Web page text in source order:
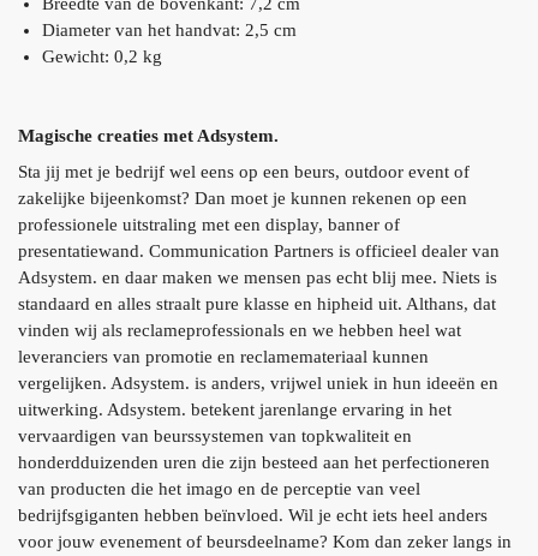
Breedte van de bovenkant: 7,2 cm
Diameter van het handvat: 2,5 cm
Gewicht: 0,2 kg
Magische creaties met Adsystem.
Sta jij met je bedrijf wel eens op een beurs, outdoor event of
zakelijke bijeenkomst? Dan moet je kunnen rekenen op een
professionele uitstraling met een display, banner of
presentatiewand. Communication Partners is officieel dealer van
Adsystem. en daar maken we mensen pas echt blij mee. Niets is
standaard en alles straalt pure klasse en hipheid uit. Althans, dat
vinden wij als reclameprofessionals en we hebben heel wat
leveranciers van promotie en reclamemateriaal kunnen
vergelijken. Adsystem. is anders, vrijwel uniek in hun ideeën en
uitwerking. Adsystem. betekent jarenlange ervaring in het
vervaardigen van beurssystemen van topkwaliteit en
honderdduizenden uren die zijn besteed aan het perfectioneren
van producten die het imago en de perceptie van veel
bedrijfsgiganten hebben beïnvloed. Wil je echt iets heel anders
voor jouw evenement of beursdeelname? Kom dan zeker langs in